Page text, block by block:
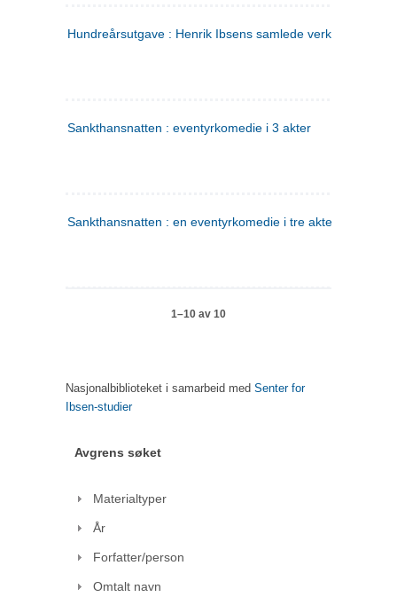
Hundreårsutgave : Henrik Ibsens samlede verker. 2
Sankthansnatten : eventyrkomedie i 3 akter
Sankthansnatten : en eventyrkomedie i tre akter
1–10 av 10
Nasjonalbiblioteket i samarbeid med Senter for
Ibsen-studier
Avgrens søket
Materialtyper
År
Forfatter/person
Omtalt navn